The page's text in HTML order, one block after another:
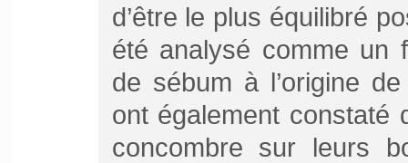
d’être le plus équilibré
été analysé comme un
de sébum à l’origine
ont également constaté
concombre sur leurs